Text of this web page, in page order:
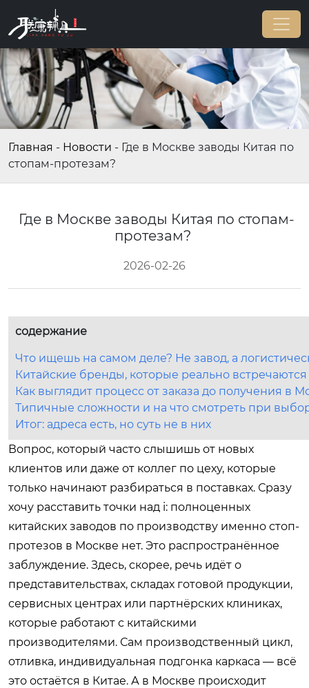
Главная - Новости - Где в Москве заводы Китая по
стопам-протезам?
Где в Москве заводы Китая по стопам-
протезам?
2026-02-26
содержание
Что ищешь на самом деле? Не завод, а
Китайские бренды, которые реально
Как выглядит процесс от заказа до получения в
Типичные сложности и на что смотреть при
Итог: адреса есть, но суть не в них
Вопрос, который часто слышишь от новых
клиентов или даже от коллег по цеху, которые
только начинают разбираться в поставках. Сразу
хочу расставить точки над i: полноценных
китайских заводов по производству именно стоп-
протезов в Москве нет. Это распространённое
заблуждение. Здесь, скорее, речь идёт о
представительствах, складах готовой продукции,
сервисных центрах или партнёрских клиниках,
которые работают с китайскими
производителями. Сам производственный цикл,
отливка, индивидуальная подгонка каркаса — всё
это остаётся в Китае. А в Москве происходит